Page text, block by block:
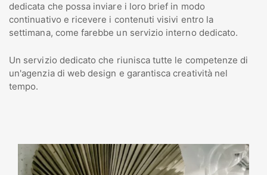
dedicata che possa inviare i loro brief in modo
continuativo e ricevere i contenuti visivi entro la
settimana, come farebbe un servizio interno dedicato.
Un servizio dedicato che riunisca tutte le competenze di
un'agenzia di web design e garantisca creatività nel
tempo.